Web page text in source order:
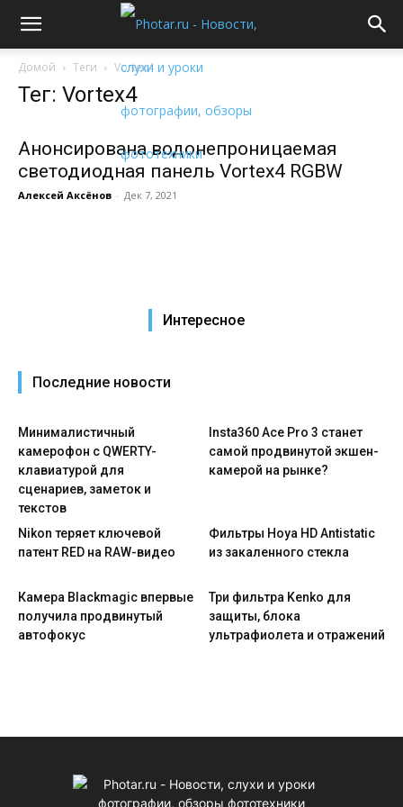
Домой Теги Vortex4
Тег: Vortex4
Анонсирована водонепроницаемая
светодиодная панель Vortex4 RGBW
Алексей Аксёнов - Дек 7, 2021
Интересное
Последние новости
Минималистичный
камерофон с QWERTY-
клавиатурой для
сценариев, заметок и
текстов
Insta360 Ace Pro 3 станет
самой продвинутой экшен-
камерой на рынке?
Nikon теряет ключевой
патент RED на RAW-видео
Фильтры Hoya HD Antistatic
из закаленного стекла
Камера Blackmagic впервые
получила продвинутый
автофокус
Три фильтра Kenko для
защиты, блока
ультрафиолета и отражений